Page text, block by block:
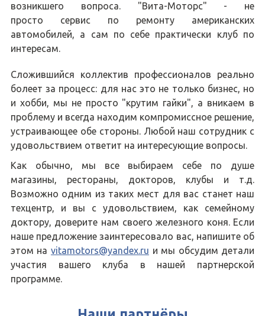
возникшего вопроса. "Вита-Моторс" - не
просто сервис по ремонту американских
автомобилей, а сам по себе практически клуб по
интересам.
Сложившийся коллектив профессионалов реально
болеет за процесс: для нас это не только бизнес, но
и хобби, мы не просто "крутим гайки", а вникаем в
проблему и всегда находим компромиссное решение,
устраивающее обе стороны. Любой наш сотрудник с
удовольствием ответит на интересующие вопросы.
Как обычно, мы все выбираем себе по душе
магазины, рестораны, докторов, клубы и т.д.
Возможно одним из таких мест для вас станет наш
техцентр, и вы с удовольствием, как семейному
доктору, доверите нам своего железного коня. Если
наше предложение заинтересовало вас, напишите об
этом на vitamotors@yandex.ru и мы обсудим детали
участия вашего клуба в нашей партнерской
программе.